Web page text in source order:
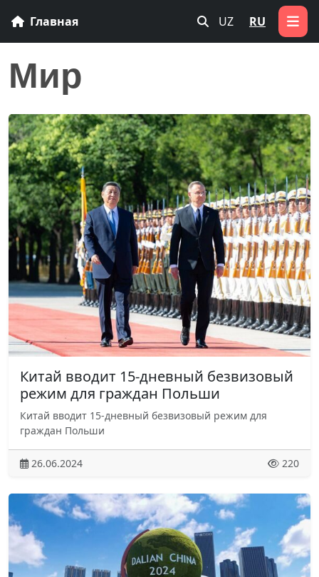
Главная UZ RU
Мир
Китай вводит 15-дневный безвизовый
режим для граждан Польши
Китай вводит 15-дневный безвизовый режим для
граждан Польши
26.06.2024 220